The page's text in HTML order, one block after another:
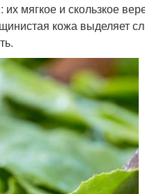
мягкое и скользкое
кожа выделяет